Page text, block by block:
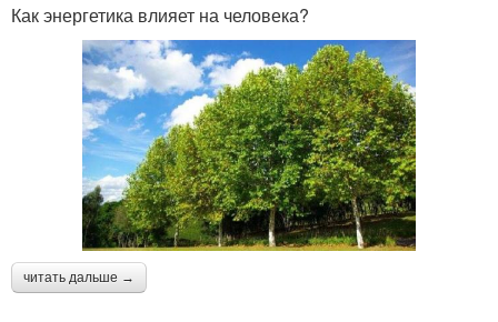
Как энергетика влияет на человека?
читать дальше →